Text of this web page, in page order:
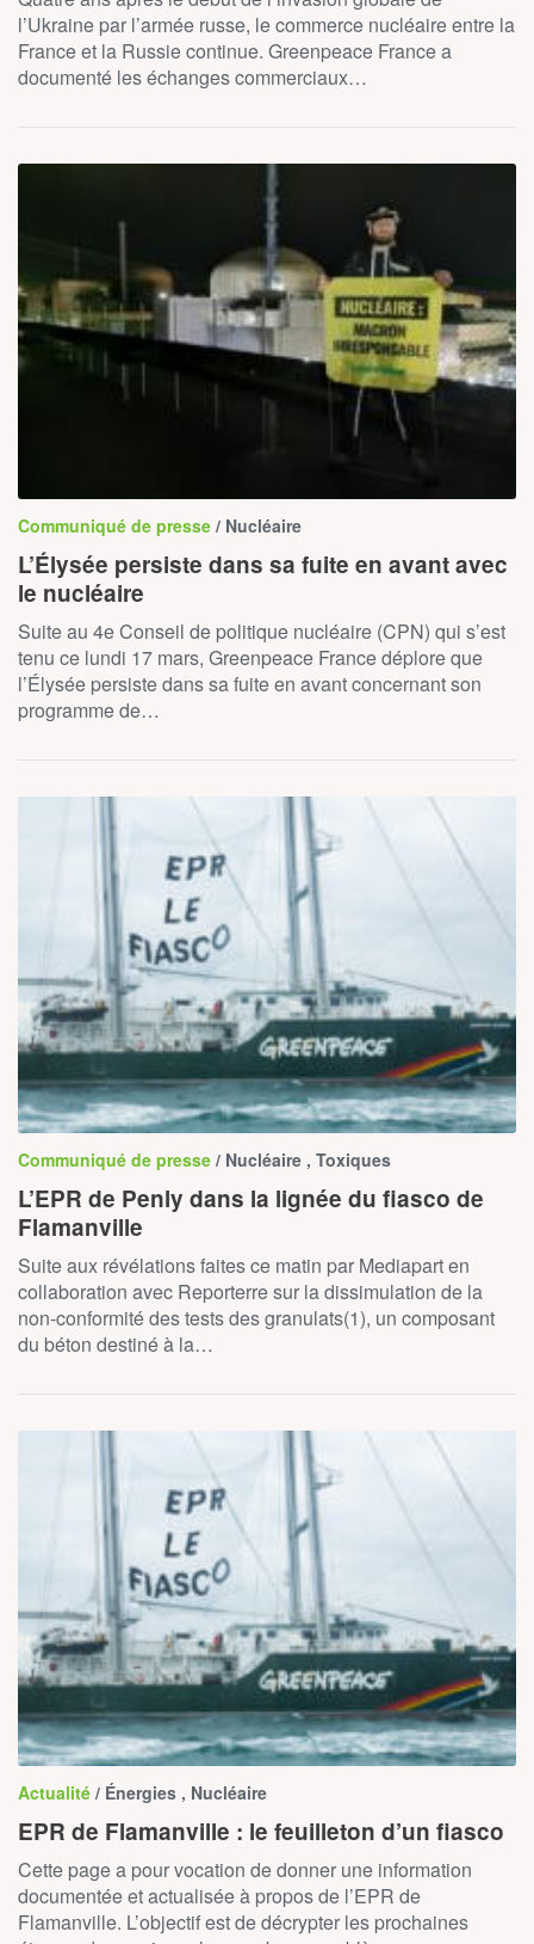
l’Ukraine par l’armée russe, le commerce nucléaire entre la
France et la Russie continue. Greenpeace France a
documenté les échanges commerciaux…
Communiqué de presse / Nucléaire
L’Élysée persiste dans sa fuite en avant avec
le nucléaire
Suite au 4e Conseil de politique nucléaire (CPN) qui s’est
tenu ce lundi 17 mars, Greenpeace France déplore que
l’Élysée persiste dans sa fuite en avant concernant son
programme de…
Communiqué de presse / Nucléaire , Toxiques
L’EPR de Penly dans la lignée du fiasco de
Flamanville
Suite aux révélations faites ce matin par Mediapart en
collaboration avec Reporterre sur la dissimulation de la
non-conformité des tests des granulats(1), un composant
du béton destiné à la…
Actualité / Énergies , Nucléaire
EPR de Flamanville : le feuilleton d’un fiasco
Cette page a pour vocation de donner une information
documentée et actualisée à propos de l’EPR de
Flamanville. L’objectif est de décrypter les prochaines